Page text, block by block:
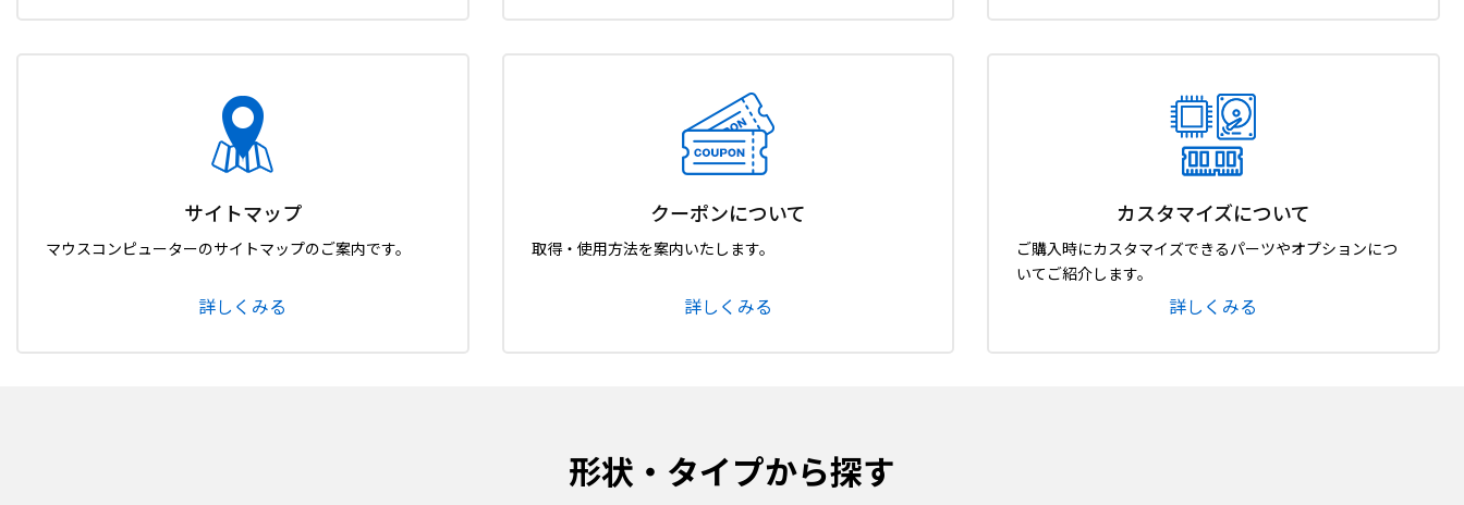
サイトマップ
マウスコンピューターのサイトマップのご案内です。
詳しくみる
クーポンについて
取得・使用方法を案内いたします。
詳しくみる
カスタマイズについて
ご購入時にカスタマイズできるパーツやオプションにつ
いてご紹介します。
詳しくみる
形状・タイプから探す